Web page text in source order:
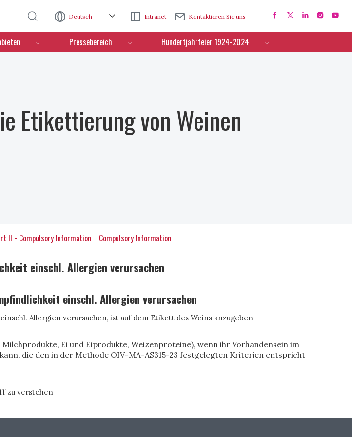
Deutsch Intranet Kontaktieren Sie uns
Pressebereich Hundertjahrfeier 1924-2024
Etikettierung von Weinen
II - Compulsory Information Compulsory Information
einschl. Allergien verursachen
einschl. Allergien verursachen
Allergien verursachen, ist auf dem Etikett des Weins anzugeben.
Ei und Eiprodukte, Weizenproteine), wenn ihr Vorhandensein im
die den in der Methode OIV-MA-AS315-23 festgelegten Kriterien entspricht
zu verstehen